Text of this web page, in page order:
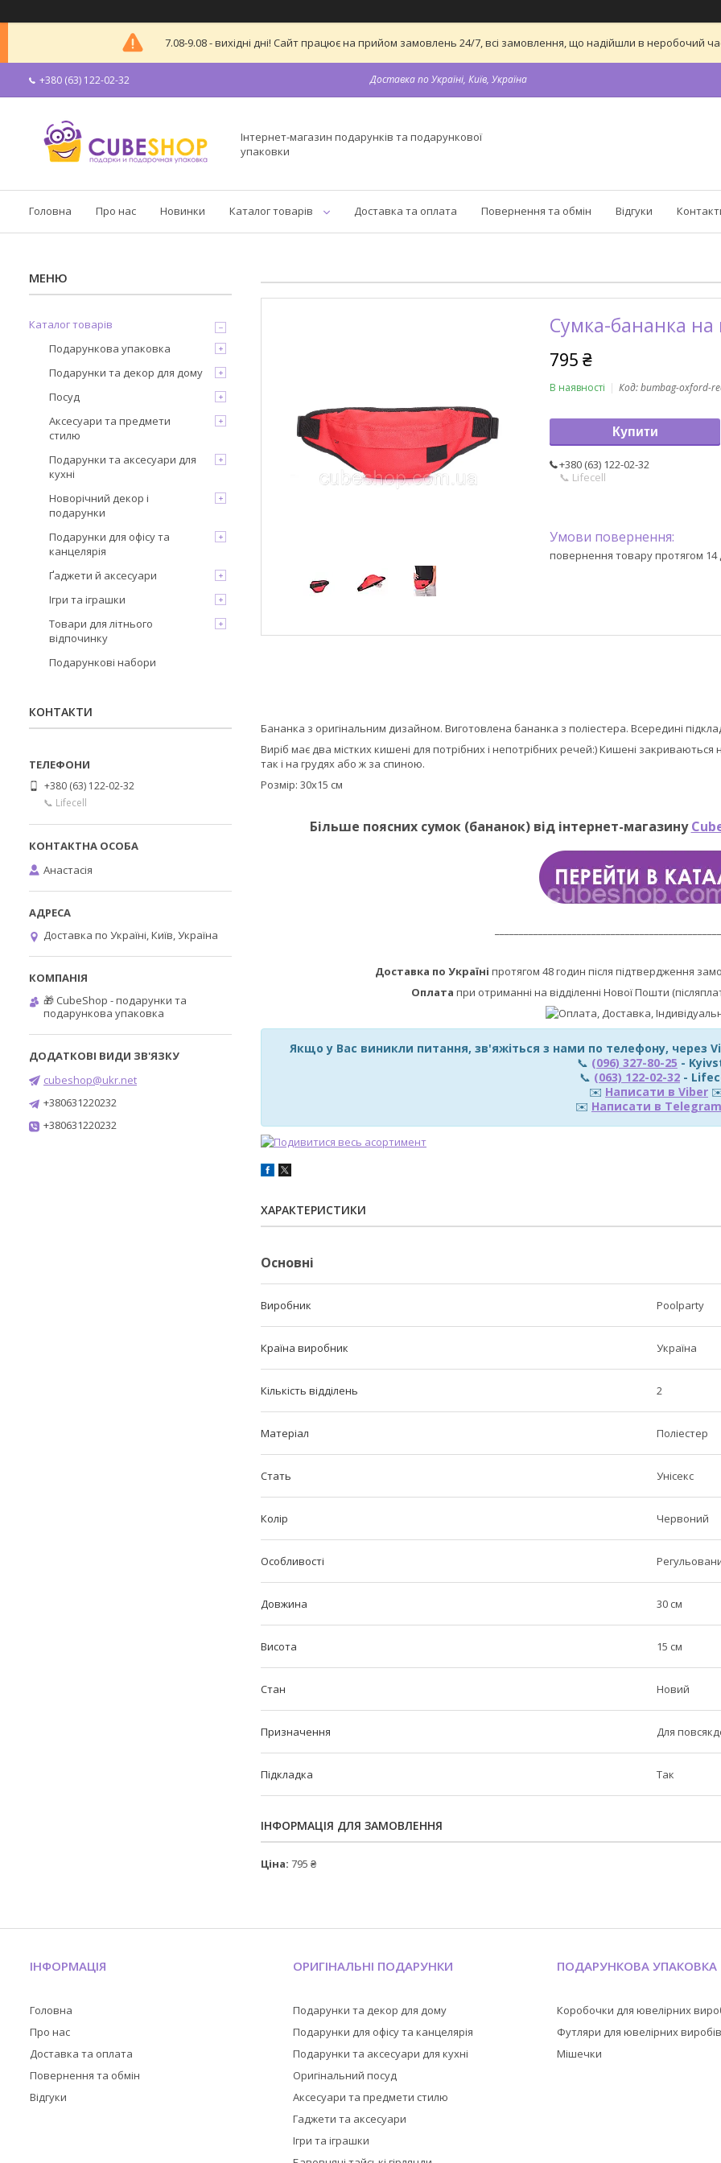
7.08-9.08 - вихідні дні! Сайт працює на прийом замовлень 24/7, всі замовлення, що надійшли в неробочий
+380 (63) 122-02-32 Доставка по Україні, Київ, Україна
Інтернет-магазин подарунків та подарункової
упаковки
Головна Про нас Новинки Каталог товарів Доставка та оплата Повернення та обмін Відгуки
Сумка-бананка на
795 ₴
В наявності Код:bumbag-oxford-
Купити
+380 (63) 122-02-32
📞 Lifecell
повернення товару протягом 14
Бананка з оригінальним дизайном. Виготовлена бананка з поліестера. Всередині
Виріб має два містких кишені для потрібних і непотрібних речей:) Кишені
так і на грудях або ж за спиною.
Розмір: 30х15 см
Більше поясних сумок (бананок) від інтернет-магазину
Доставка по Україні протягом 48 годин після підтвердження
Оплата при отриманні на відділенні Нової Пошти
Якщо у Вас виникли питання, зв'яжіться з нами по телефону, через
📞 (096) 327-80-25 -
📞 (063) 122-02-32 -
✉️ Написати в Viber
✉️ Написати в Telegram
ХАРАКТЕРИСТИКИ
Основні
Виробник Poolparty
Країна виробник Україна
Кількість відділень 2
Матеріал Поліестер
Стать Унісекс
Колір Червоний
Особливості
Довжина 30 см
Висота 15 см
Стан Новий
Призначення Для
Підкладка Так
ІНФОРМАЦІЯ ДЛЯ ЗАМОВЛЕННЯ
Ціна: 795 ₴
Каталог товарів
Подарункова упаковка
Подарунки та декор для дому
Посуд
Аксесуари та предмети
стилю
Подарунки та аксесуари для
кухні
Новорічний декор і
подарунки
Подарунки для офісу та
канцелярія
Ґаджети й аксесуари
Ігри та іграшки
Товари для літнього
відпочинку
Подарункові набори
КОНТАКТИ
+380 (63) 122-02-32
📞 Lifecell
Анастасія
Доставка по Україні, Київ, Україна
🎁 CubeShop - подарунки та
подарункова упаковка
cubeshop@ukr.net
+380631220232
+380631220232
ІНФОРМАЦІЯ
Головна
Про нас
Доставка та оплата
Повернення та обмін
Відгуки
ОРИГІНАЛЬНІ ПОДАРУНКИ
Подарунки та декор для дому
Подарунки для офісу та канцелярія
Подарунки та аксесуари для кухні
Оригінальний посуд
Аксесуари та предмети стилю
Гаджети та аксесуари
Ігри та іграшки
ПОДАРУНКОВА УПАКОВКА
Коробочки для ювелірних
Футляри для ювелірних виробів
Мішечки